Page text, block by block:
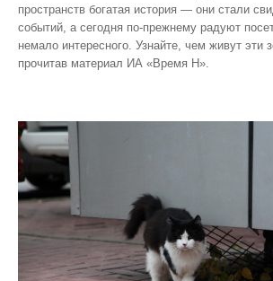
пространств богатая история — они стали
событий, а сегодня по‑прежнему радуют
немало интересного. Узнайте, чем живут эти
прочитав материал ИА «Время Н».